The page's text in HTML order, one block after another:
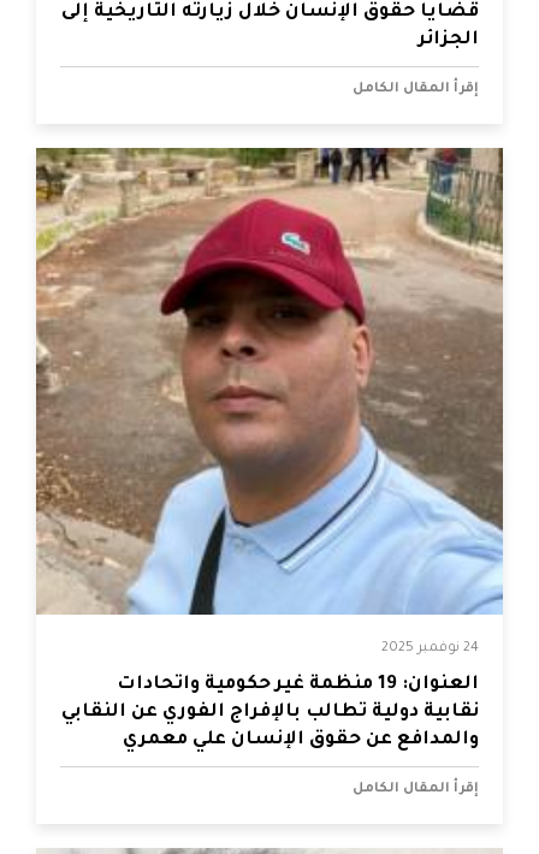
قضايا حقوق الإنسان خلال زيارته التاريخية إلى
الجزائر
إقرأ المقال الكامل
24 نوفمبر 2025
العنوان: 19 منظمة غير حكومية واتحادات
نقابية دولية تطالب بالإفراج الفوري عن النقابي
والمدافع عن حقوق الإنسان علي معمري
إقرأ المقال الكامل